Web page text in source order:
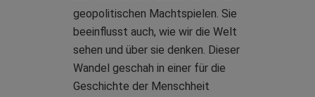
geopolitischen Machtspielen. Sie
beeinflusst auch, wie wir die Welt
sehen und über sie denken. Dieser
Wandel geschah in einer für die
Geschichte der Menschheit